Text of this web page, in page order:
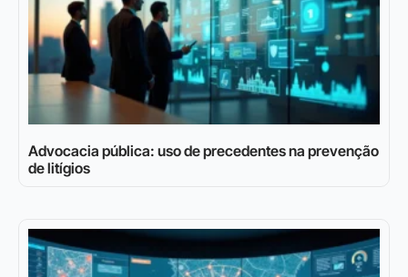
Advocacia pública: uso de precedentes na prevenção
de litígios